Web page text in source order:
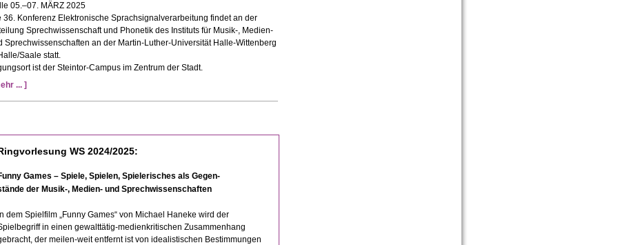
05.–07. MÄRZ 2025
36. Konferenz Elektronische Sprachsignalverarbeitung findet an der
Sprechwissenschaft und Phonetik des Instituts für Musik-, Medien-
Sprechwissenschaften an der Martin-Luther-Universität Halle-Wittenberg
Saale statt.
ist der Steintor-Campus im Zentrum der Stadt.
... ]
WS 2024/2025:
Games – Spiele, Spielen, Spielerisches als Gegen-
der Musik-, Medien- und Sprechwissenschaften
In dem Spielfilm „Funny Games“ von Michael Haneke wird der
in einen gewalttätig-medienkritischen Zusammenhang
der meilen-weit entfernt ist von idealistischen Bestimmungen